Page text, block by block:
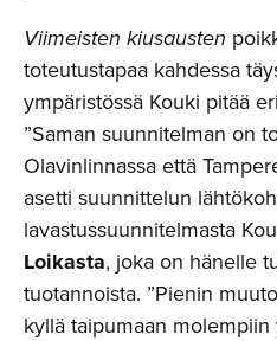
Viimeisten kiusausten
toteutustapaa kahdessa
ympäristössä Kouki pitää
”Saman suunnitelman on
Olavinlinnassa että
asetti suunnittelun
lavastussuunnitelmasta
Loikasta, joka on hänelle
tuotannoista. ”Pienin
kyllä taipumaan molempiin